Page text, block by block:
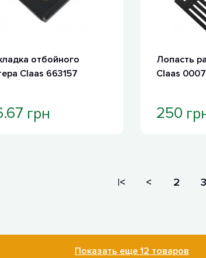
отбойного
Claas 663157
грн
Лопасть
Claas
250
|< < 2 3
Показать еще 12 товаров